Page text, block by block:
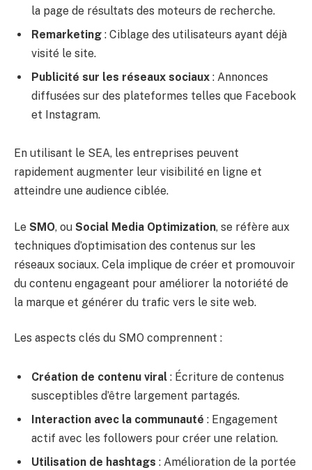
la page de résultats des moteurs de recherche.
Remarketing : Ciblage des utilisateurs ayant déjà
visité le site.
Publicité sur les réseaux sociaux : Annonces
diffusées sur des plateformes telles que Facebook
et Instagram.
En utilisant le SEA, les entreprises peuvent
rapidement augmenter leur visibilité en ligne et
atteindre une audience ciblée.
Le SMO, ou Social Media Optimization, se réfère aux
techniques d’optimisation des contenus sur les
réseaux sociaux. Cela implique de créer et promouvoir
du contenu engageant pour améliorer la notoriété de
la marque et générer du trafic vers le site web.
Les aspects clés du SMO comprennent :
Création de contenu viral : Écriture de contenus
susceptibles d’être largement partagés.
Interaction avec la communauté : Engagement
actif avec les followers pour créer une relation.
Utilisation de hashtags : Amélioration de la portée